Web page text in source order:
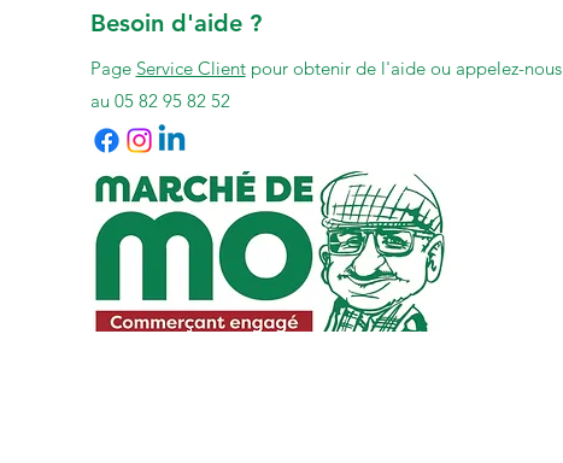
Besoin d'aide ?
Page Service Clientpour obtenir de l'aide ou appelez-nous
au 05 82 95 82 52